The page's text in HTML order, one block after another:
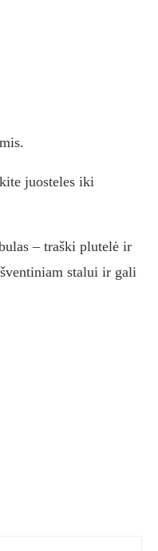
juosteles iki
– traški plutelė ir
stalui ir gali